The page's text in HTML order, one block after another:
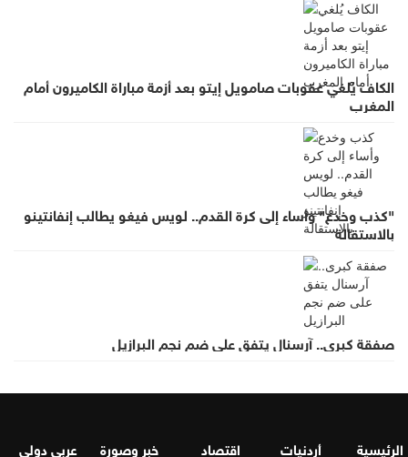
الكاف يُلغي عقوبات صامويل إيتو بعد أزمة مباراة الكاميرون أمام
المغرب
"كذب وخدع" وأساء إلى كرة القدم.. لويس فيغو يطالب إنفانتينو
بالاستقالة
صفقة كبرى.. آرسنال يتفق على ضم نجم البرازيل
الرئيسية أردنيات اقتصاد خبر وصورة عربي دولي